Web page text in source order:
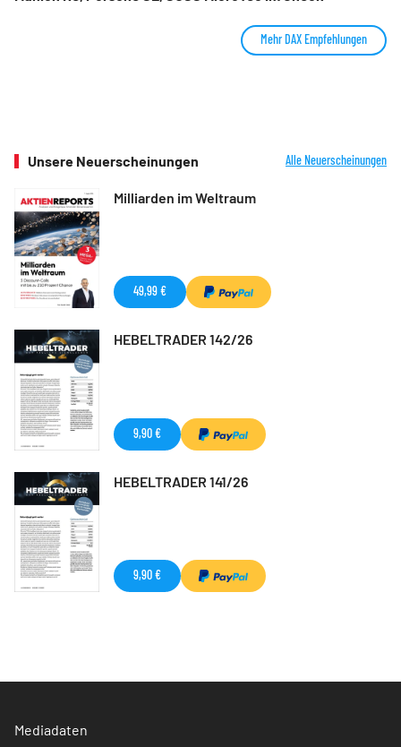
Mehr DAX Empfehlungen
Unsere Neuerscheinungen Alle Neuerscheinungen
Milliarden im Weltraum
49,99 €
HEBELTRADER 142/26
9,90 €
HEBELTRADER 141/26
9,90 €
Mediadaten